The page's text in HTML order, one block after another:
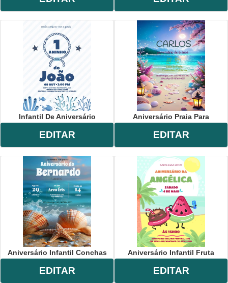
Infantil De Aniversário
EDITAR
Aniversário Praia Para
EDITAR
Aniversário Infantil Conchas
EDITAR
Aniversário Infantil Fruta
EDITAR